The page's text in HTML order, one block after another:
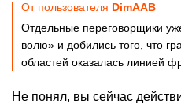
От пользователя DimAAB
Отдельные переговорщики
волю» и добились того, что
областей оказалась линией
Не понял, вы сейчас